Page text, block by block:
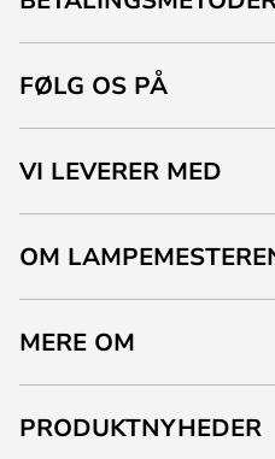
FØLG OS PÅ
VI LEVERER MED
OM
MERE OM
PRODUKTNYHEDER